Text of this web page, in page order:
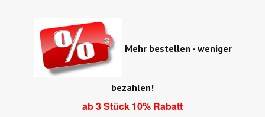
Mehr bestellen - weniger
bezahlen!
ab 3 Stück 10% Rabatt